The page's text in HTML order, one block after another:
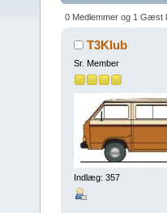
0 Medlemmer og 1 Gæst
T3Klub
Sr. Member
Indlæg: 357